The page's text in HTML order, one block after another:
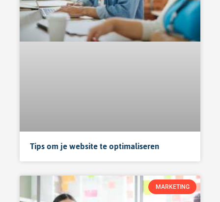
Tips om je website te optimaliseren
MARKETING